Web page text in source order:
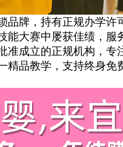
牌，持有正规办学许
大赛中屡获佳绩，服
成立的正规机构，专
精品教学，支持终身